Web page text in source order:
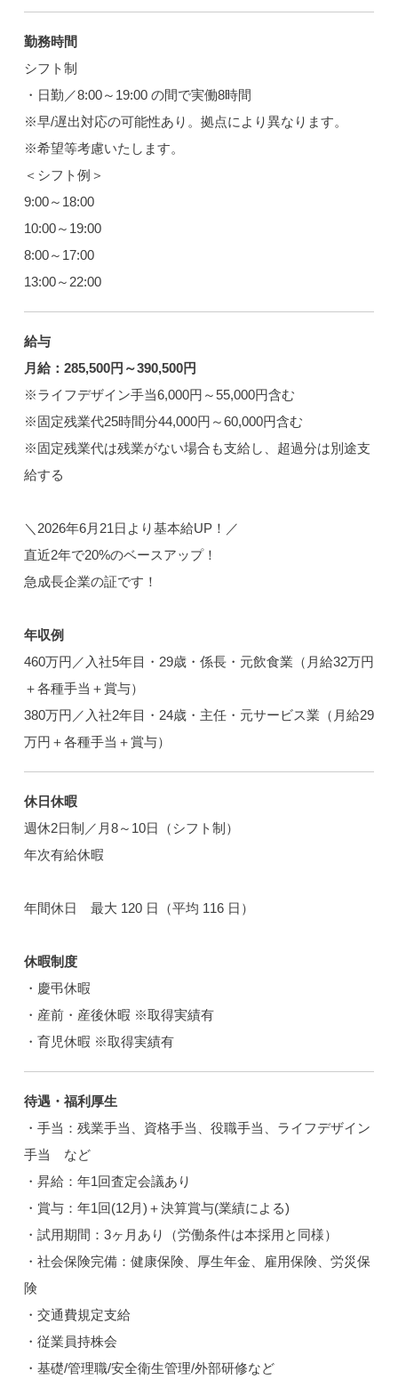
勤務時間
シフト制
・日勤／8:00～19:00 の間で実働8時間
※早/遅出対応の可能性あり。拠点により異なります。
※希望等考慮いたします。
＜シフト例＞
9:00～18:00
10:00～19:00
8:00～17:00
13:00～22:00
給与
月給：285,500円～390,500円
※ライフデザイン手当6,000円～55,000円含む
※固定残業代25時間分44,000円～60,000円含む
※固定残業代は残業がない場合も支給し、超過分は別途支
給する
＼2026年6月21日より基本給UP！／
直近2年で20%のベースアップ！
急成長企業の証です！
年収例
460万円／入社5年目・29歳・係長・元飲食業（月給32万円
＋各種手当＋賞与）
380万円／入社2年目・24歳・主任・元サービス業（月給29
万円＋各種手当＋賞与）
休日休暇
週休2日制／月8～10日（シフト制）
年次有給休暇
年間休日 最大 120 日（平均 116 日）
休暇制度
・慶弔休暇
・産前・産後休暇 ※取得実績有
・育児休暇 ※取得実績有
待遇・福利厚生
・手当：残業手当、資格手当、役職手当、ライフデザイン
手当 など
・昇給：年1回査定会議あり
・賞与：年1回(12月)＋決算賞与(業績による)
・試用期間：3ヶ月あり（労働条件は本採用と同様）
・社会保険完備：健康保険、厚生年金、雇用保険、労災保
険
・交通費規定支給
・従業員持株会
・基礎/管理職/安全衛生管理/外部研修など